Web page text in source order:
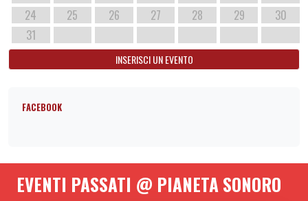
24
25 26 27 28 29
30
31
INSERISCI UN EVENTO
FACEBOOK
EVENTI PASSATI @ PIANETA SONORO